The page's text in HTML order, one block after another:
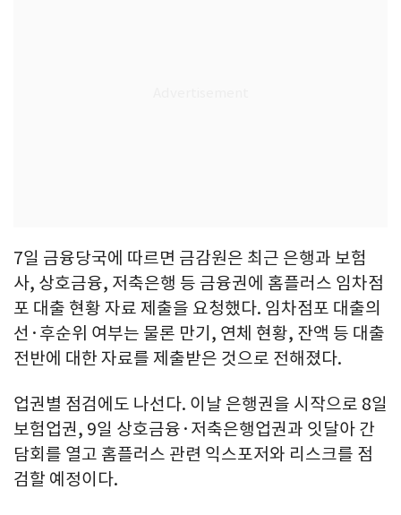
7일 금융당국에 따르면 금감원은 최근 은행과 보험
사, 상호금융, 저축은행 등 금융권에 홈플러스 임차점
포 대출 현황 자료 제출을 요청했다. 임차점포 대출의
선·후순위 여부는 물론 만기, 연체 현황, 잔액 등 대출
전반에 대한 자료를 제출받은 것으로 전해졌다.
업권별 점검에도 나선다. 이날 은행권을 시작으로 8일
보험업권, 9일 상호금융·저축은행업권과 잇달아 간
담회를 열고 홈플러스 관련 익스포저와 리스크를 점
검할 예정이다.